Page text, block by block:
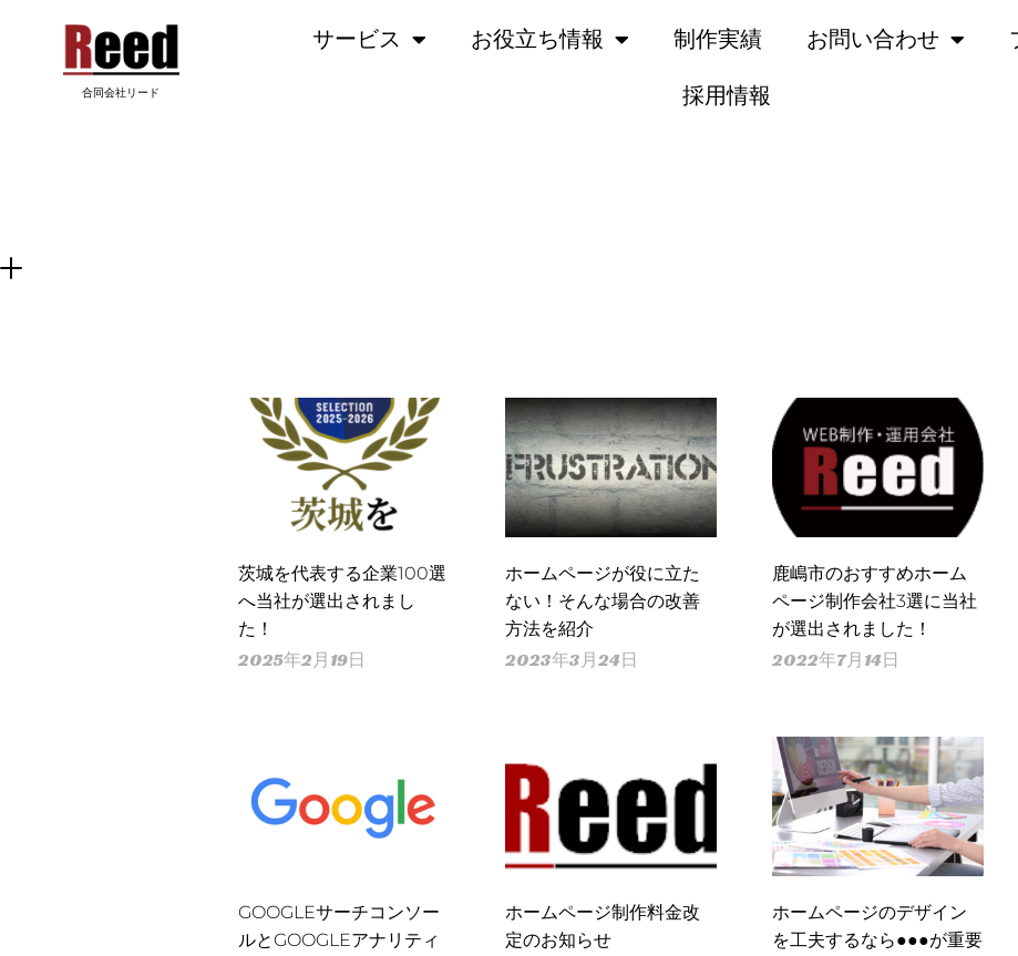
合同会社リード
サービス お役立ち情報 制作実績 お問い合わせ
採用情報
茨城を代表する企業100選
へ当社が選出されまし
た！
2025年2月19日
ホームページが役に立た
ない！そんな場合の改善
方法を紹介
2023年3月24日
鹿嶋市のおすすめホーム
ページ制作会社3選に当社
が選出されました！
2022年7月14日
GOOGLEサーチコンソー
ルとGOOGLEアナリティ
ホームページ制作料金改
定のお知らせ
ホームページのデザイン
を工夫するなら●●●が重要